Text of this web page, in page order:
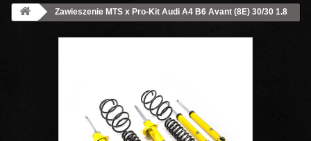
Zawieszenie MTS x Pro-Kit Audi A4 B6 Avant (8E) 30/30 1.8